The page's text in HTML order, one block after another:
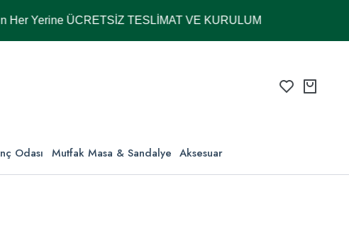
ÜCRETSİZ TESLİMAT VE KURULUM
Odası Mutfak Masa & Sandalye Aksesuar